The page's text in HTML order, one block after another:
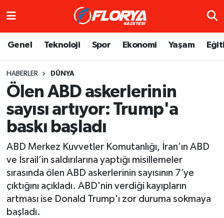
Genel Teknoloji Spor Ekonomi Yaşam
HABERLER DÜNYA
Ölen ABD askerlerinin
sayısı artıyor: Trump'a
baskı başladı
ABD Merkez Kuvvetler Komutanlığı, İran’ın ABD
ve İsrail’in saldırılarına yaptığı misillemeler
sırasında ölen ABD askerlerinin sayısının 7’ye
çıktığını açıkladı. ABD'nin verdiği kayıpların
artması ise Donald Trump'ı zor duruma sokmaya
başladı.
Trafik Durumu
Süper Lig Puan Durumu ve Fikstür
Tüm Manşetler
Haber Arşivi